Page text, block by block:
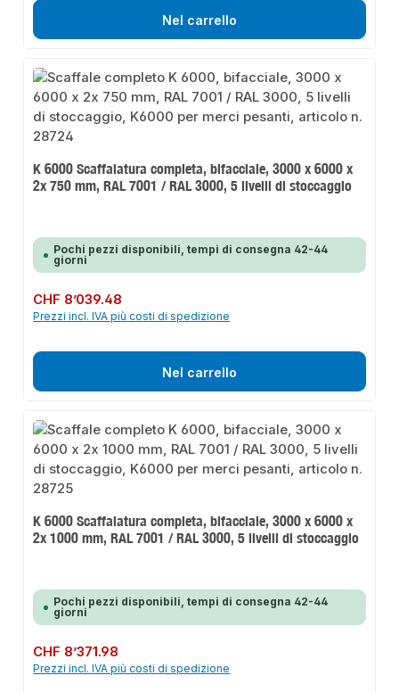
Nel carrello
K 6000 Scaffalatura completa, bifacciale, 3000 x 6000 x
2x 750 mm, RAL 7001 / RAL 3000, 5 livelli di stoccaggio
Pochi pezzi disponibili, tempi di consegna 42-44
giorni
Prezzo normale:
CHF 8’039.48
Prezzi incl. IVA più costi di spedizione
Nel carrello
K 6000 Scaffalatura completa, bifacciale, 3000 x 6000 x
2x 1000 mm, RAL 7001 / RAL 3000, 5 livelli di stoccaggio
Pochi pezzi disponibili, tempi di consegna 42-44
giorni
Prezzo normale:
CHF 8’371.98
Prezzi incl. IVA più costi di spedizione